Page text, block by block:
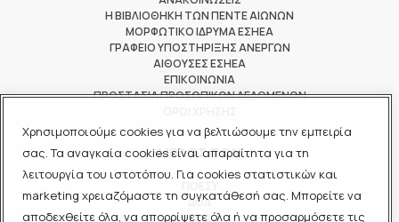
Χρησιμοποιούμε cookies για να βελτιώσουμε την εμπειρία
σας. Τα αναγκαία cookies είναι απαραίτητα για τη
λειτουργία του ιστοτόπου. Για cookies στατιστικών και
marketing χρειαζόμαστε τη συγκατάθεσή σας. Μπορείτε να
αποδεχθείτε όλα, να απορρίψετε όλα ή να προσαρμόσετε τις
Η ΒΙΒΛΙΟΘΗΚΗ ΤΩΝ ΠΕΝΤΕ ΑΙΩΝΩΝ
ΜΟΡΦΩΤΙΚΟ ΙΔΡΥΜΑ ΕΣΗΕΑ
ΓΡΑΦΕΙΟ ΥΠΟΣΤΗΡΙΞΗΣ ΑΝΕΡΓΩΝ
ΑΙΘΟΥΣΕΣ ΕΣΗΕΑ
ΕΠΙΚΟΙΝΩΝΙΑ
ΠΡΟΣΤΑΣΙΑ ΠΡΟΣΩΠΙΚΩΝ ΔΕΔΟΜΕΝΩΝ
ΜΕΛΟΣ ΤΩΝ
ΔΟΔ
ΕΟΔ